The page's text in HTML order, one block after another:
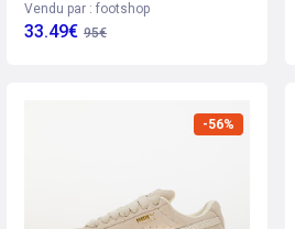
Vendu par : footshop
33.49€ 95€
-56%